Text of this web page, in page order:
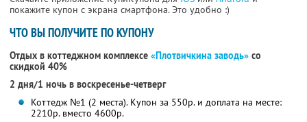
покажите купон с экрана смартфона. Это удобно :)
ЧТО ВЫ ПОЛУЧИТЕ ПО КУПОНУ
Отдых в коттеджном комплексе «Плотвичкина заводь» со
скидкой 40%
2 дня/1 ночь в воскресенье-четверг
Коттедж №1 (2 места). Купон за 550р. и доплата на месте:
2210р. вместо 4600р.